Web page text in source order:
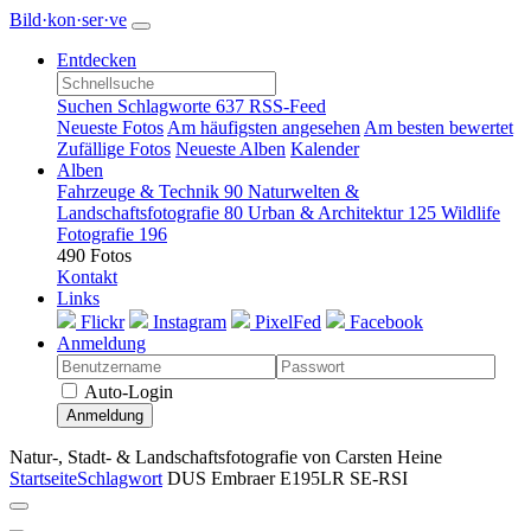
Bild·kon·ser·ve
Entdecken
Suchen Schlagworte 637 RSS-Feed
Neueste Fotos Am häufigsten angesehen Am besten bewertet
Zufällige Fotos Neueste Alben Kalender
Alben
Fahrzeuge & Technik 90 Naturwelten &
Landschaftsfotografie 80 Urban & Architektur 125 Wildlife
Fotografie 196
490 Fotos
Kontakt
Links
Flickr
Instagram PixelFed
Facebook
Anmeldung
Auto-Login
Anmeldung
Natur-, Stadt- & Landschaftsfotografie von Carsten Heine
StartseiteSchlagwort DUS Embraer E195LR SE-RSI